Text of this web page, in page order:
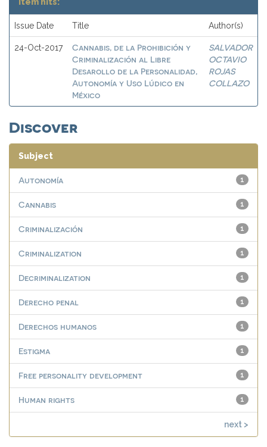
Issue Date Title Author(s)
24-Oct-2017
Cannabis, de la Prohibición y
Criminalización al Libre
Desarollo de la Personalidad,
Autonomía y Uso Lúdico en
México
SALVADOR
OCTAVIO
ROJAS
COLLAZO
Discover
Subject
1
Autonomía
1
Cannabis
1
Criminalización
1
Criminalization
1
Decriminalization
1
Derecho penal
1
Derechos humanos
1
Estigma
1
Free personality development
1
Human rights
next >